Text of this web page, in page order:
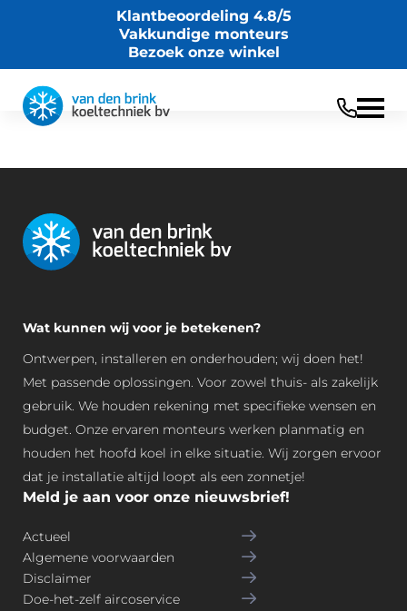
Klantbeoordeling 4.8/5
Vakkundige monteurs
Bezoek onze winkel
Wat kunnen wij voor je betekenen?
Ontwerpen, installeren en onderhouden; wij doen het!
Met passende oplossingen. Voor zowel thuis- als zakelijk
gebruik. We houden rekening met specifieke wensen en
budget. Onze ervaren monteurs werken planmatig en
houden het hoofd koel in elke situatie. Wij zorgen ervoor
dat je installatie altijd loopt als een zonnetje!
Meld je aan voor onze nieuwsbrief!
Actueel
Algemene voorwaarden
Disclaimer
Doe-het-zelf aircoservice